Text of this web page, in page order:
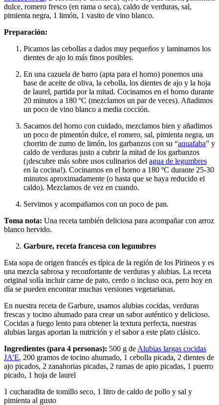
dulce, romero fresco (en rama o seca), caldo de verduras, sal,
pimienta negra, 1 limón, 1 vasito de vino blanco.
Preparación:
Picamos las cebollas a dados muy pequeños y laminamos los
dientes de ajo lo más finos posibles.
En una cazuela de barro (apta para el horno) ponemos una
base de aceite de oliva, la cebolla, los dientes de ajo y la hoja
de laurel, partida por la mitad. Cocinamos en el horno durante
20 minutos a 180 ºC (mezclamos un par de veces). Añadimos
un poco de vino blanco a media cocción.
Sacamos del horno con cuidado, mezclamos bien y añadimos
un poco de pimentón dulce, el romero, sal, pimienta negra, un
chorrito de zumo de limón, los garbanzos con su “aquafaba” y
caldo de verduras justo a cubrir la mitad de los garbanzos
(¡descubre más sobre usos culinarios del agua de legumbres
en la cocina!). Cocinamos en el horno a 180 ºC durante 25-30
minutos aproximadamente (o hasta que se haya reducido el
caldo). Mezclamos de vez en cuando.
Servimos y acompañamos con un poco de pan.
Toma nota: Una receta también deliciosa para acompañar con arroz
blanco hervido.
Garbure, receta francesa con legumbres
Esta sopa de origen francés es típica de la región de los Pirineos y es
una mezcla sabrosa y reconfortante de verduras y alubias. La receta
original solía incluir carne de pato, cerdo o incluso oca, pero hoy en
día se pueden encontrar muchas versiones vegetarianas.
En nuestra receta de Garbure, usamos alubias cocidas, verduras
frescas y tocino ahumado para crear un sabor auténtico y delicioso.
Cocidas a fuego lento para obtener la textura perfecta, nuestras
alubias largas aportan la nutrición y el sabor a este plato clásico.
Ingredientes (para 4 personas): 500 g de Alubias largas cocidas
JA’E, 200 gramos de tocino ahumado, 1 cebolla picada, 2 dientes de
ajo picados, 2 zanahorias picadas, 2 ramas de apio picadas, 1 puerro
picado, 1 hoja de laurel
1 cucharadita de tomillo seco, 1 litro de caldo de pollo y sal y
pimienta al gusto